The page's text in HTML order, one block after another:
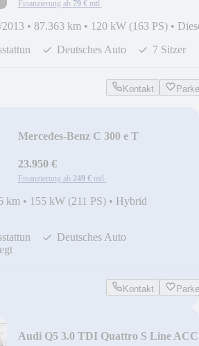
Finanzierung ab 79 € mtl.
• 87.363 km • 120 kW (163 PS) •
Deutsches Auto 7 Sitzer
Kontakt
Mercedes-Benz C 300 e T
19" TOP SH DE
23.950 €
Finanzierung ab 249 € mtl.
km • 155 kW (211 PS) • Hybrid
Deutsches Auto
Kontakt
Audi Q5 3.0 TDI Quattro S Line ACC